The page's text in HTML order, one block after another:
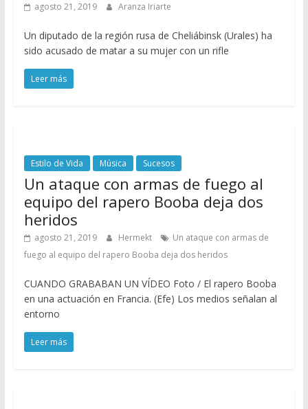
agosto 21, 2019 Aranza Iriarte
Un diputado de la región rusa de Cheliábinsk (Urales) ha
sido acusado de matar a su mujer con un rifle
Leer más
Estilo de Vida Música Sucesos
Un ataque con armas de fuego al
equipo del rapero Booba deja dos
heridos
agosto 21, 2019 Hermekt
Un ataque con armas de
fuego al equipo del rapero Booba deja dos heridos
CUANDO GRABABAN UN VÍDEO Foto / El rapero Booba
en una actuación en Francia. (Efe) Los medios señalan al
entorno
Leer más